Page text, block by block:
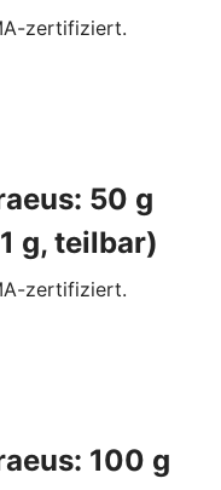
zertifiziert.
50 g
g, teilbar)
zertifiziert.
100 g